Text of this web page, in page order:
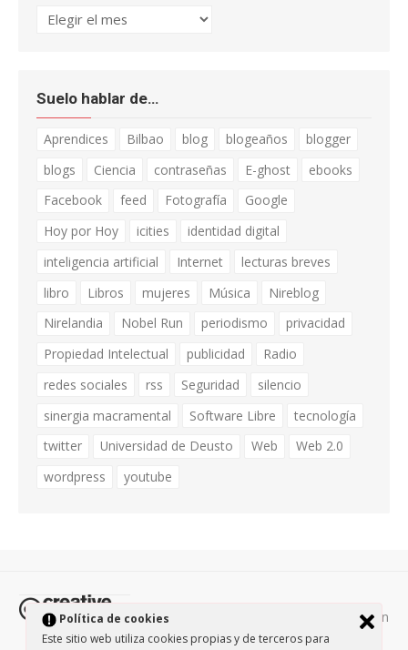
Política de cookies
Este sitio web utiliza cookies propias y de terceros para
Archivo
Suelo hablar de…
Aprendices Bilbao blog blogeaños
blogger
blogs
Ciencia contraseñas E-ghost
ebooks
Facebook
feed Fotografía
Google
Hoy por Hoy
icities
identidad digital
inteligencia artificial
Internet
lecturas breves
libro
Libros mujeres Música
Nireblog
Nirelandia
Nobel Run periodismo
privacidad
Propiedad Intelectual
publicidad
Radio
redes sociales
rss Seguridad
silencio
sinergia macramental
Software Libre
tecnología
twitter
Universidad de Deusto Web
Web 2.0
wordpress
youtube
Todos los contenidos de esta página están
protegidos por la licencia Creative Commons Attribution-